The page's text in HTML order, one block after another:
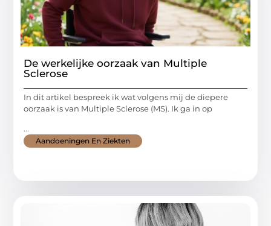
De werkelijke oorzaak van Multiple
Sclerose
In dit artikel bespreek ik wat volgens mij de diepere
oorzaak is van Multiple Sclerose (MS). Ik ga in op
...
Aandoeningen En Ziekten